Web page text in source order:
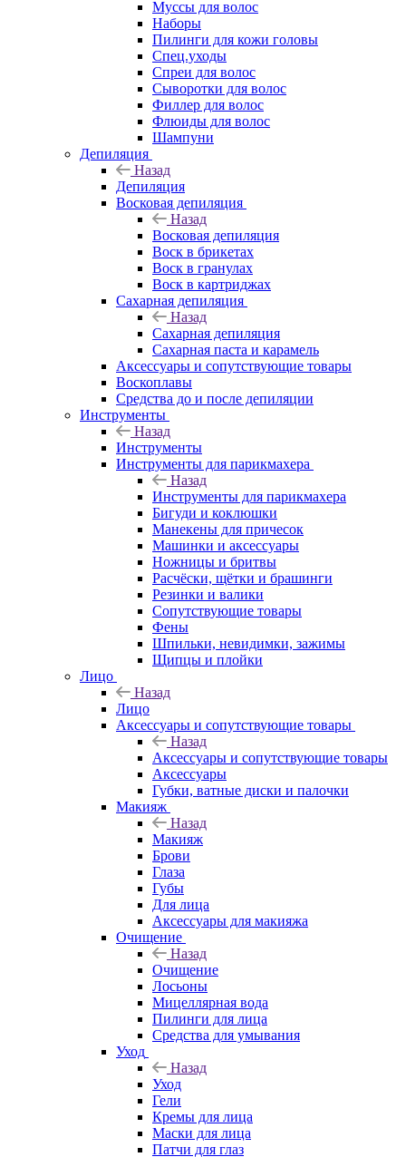
Муссы для волос
Наборы
Пилинги для кожи головы
Спец.уходы
Спреи для волос
Сыворотки для волос
Филлер для волос
Флюиды для волос
Шампуни
Депиляция
Назад
Депиляция
Восковая депиляция
Назад
Восковая депиляция
Воск в брикетах
Воск в гранулах
Воск в картриджах
Сахарная депиляция
Назад
Сахарная депиляция
Сахарная паста и карамель
Аксессуары и сопутствующие товары
Воскоплавы
Средства до и после депиляции
Инструменты
Назад
Инструменты
Инструменты для парикмахера
Назад
Инструменты для парикмахера
Бигуди и коклюшки
Манекены для причесок
Машинки и аксессуары
Ножницы и бритвы
Расчёски, щётки и брашинги
Резинки и валики
Сопутствующие товары
Фены
Шпильки, невидимки, зажимы
Щипцы и плойки
Лицо
Назад
Лицо
Аксессуары и сопутствующие товары
Назад
Аксессуары и сопутствующие товары
Аксессуары
Губки, ватные диски и палочки
Макияж
Назад
Макияж
Брови
Глаза
Губы
Для лица
Аксессуары для макияжа
Очищение
Назад
Очищение
Лосьоны
Мицеллярная вода
Пилинги для лица
Средства для умывания
Уход
Назад
Уход
Гели
Кремы для лица
Маски для лица
Патчи для глаз